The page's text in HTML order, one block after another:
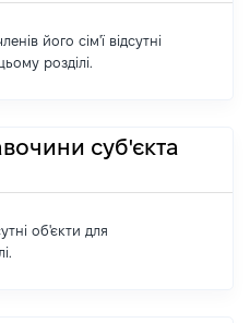
його сім'ї відсутні
розділі.
суб'єкта
об'єкти для